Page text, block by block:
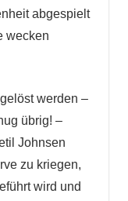
abgespielt
wecken
werden –
übrig! –
Johnsen
zu kriegen,
wird und